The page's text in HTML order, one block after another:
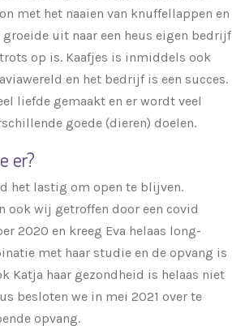
met het naaien van knuffellappen en
uit naar een heus eigen bedrijf
op is. Kaafjes is inmiddels ook
en het bedrijf is een succes.
liefde gemaakt en er wordt veel
goede (dieren) doelen.
er?
het lastig om open te blijven.
ook wij getroffen door een covid
2020 en kreeg Eva helaas long-
met haar studie en de opvang is
Katja haar gezondheid is helaas niet
besloten we in mei 2021 over te
opvang.